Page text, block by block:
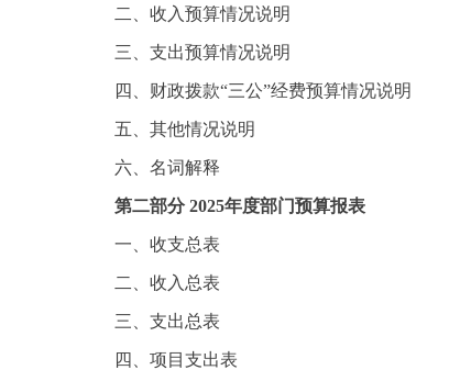
二、收入预算情况说明
三、支出预算情况说明
四、财政拨款“三公”经费预算情况说明
五、其他情况说明
六、名词解释
第二部分 2025年度部门预算报表
一、收支总表
二、收入总表
三、支出总表
四、项目支出表